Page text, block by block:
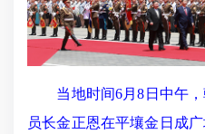
当地时间6月8日中午，
员长金正恩在平壤金日成